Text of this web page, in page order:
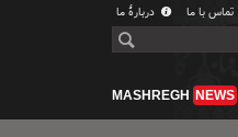
تماس با ما دربارهٔ ما
MASHREGH NEWS